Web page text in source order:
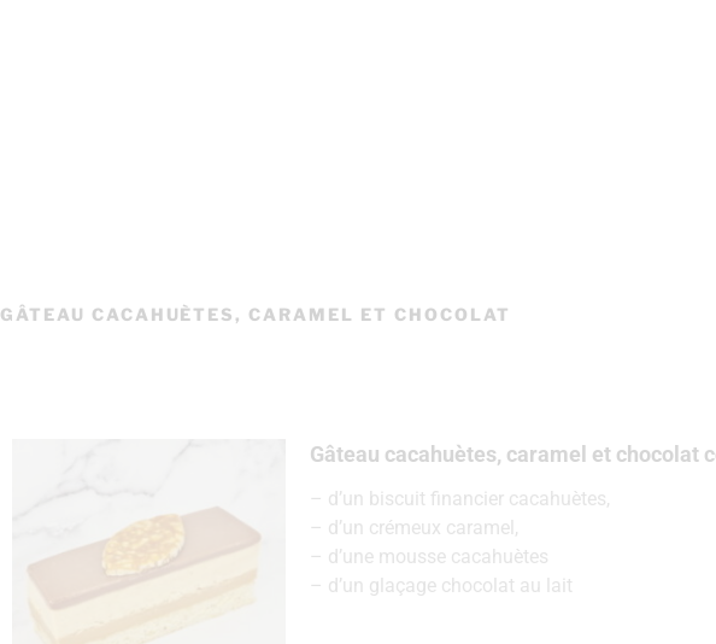
GÂTEAU CACAHUÈTES, CARAMEL ET CHOCOLAT
Gâteau cacahuètes, caramel et chocolat
– d’un biscuit financier cacahuètes,
– d’un crémeux caramel,
– d’une mousse cacahuètes
– d’un glaçage chocolat au lait